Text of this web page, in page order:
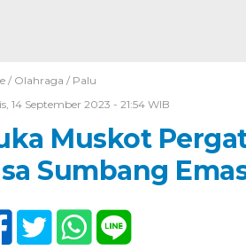
/ Olahraga / Palu
14 September 2023 - 21:54 WIB
Muskot
Sumbang